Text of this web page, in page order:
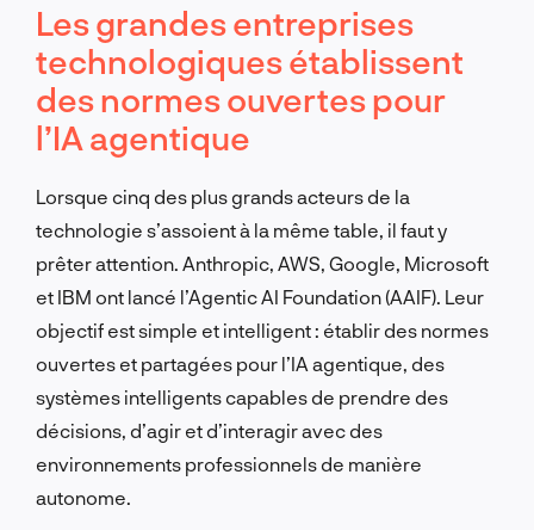
Les grandes entreprises
technologiques établissent
des normes ouvertes pour
l’IA agentique
Lorsque cinq des plus grands acteurs de la
technologie s’assoient à la même table, il faut y
prêter attention. Anthropic, AWS, Google, Microsoft
et IBM ont lancé l’Agentic AI Foundation (AAIF). Leur
objectif est simple et intelligent : établir des normes
ouvertes et partagées pour l’IA agentique, des
systèmes intelligents capables de prendre des
décisions, d’agir et d’interagir avec des
environnements professionnels de manière
autonome.